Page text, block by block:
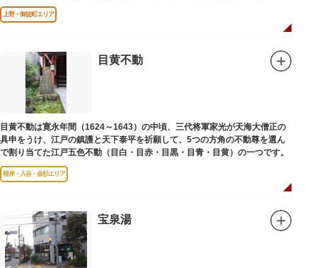
外貸出も行っています。
上野・御徒町エリア
目黄不動
目黄不動は寛永年間（1624～1643）の中頃、三代将軍家光が天海大僧正の
具申をうけ、江戸の鎮護と天下泰平を祈願して、5つの方角の不動尊を選ん
で割り当てた江戸五色不動（目白・目赤・目黒・目青・目黄）の一つです。
根岸・入谷・金杉エリア
宝泉湯